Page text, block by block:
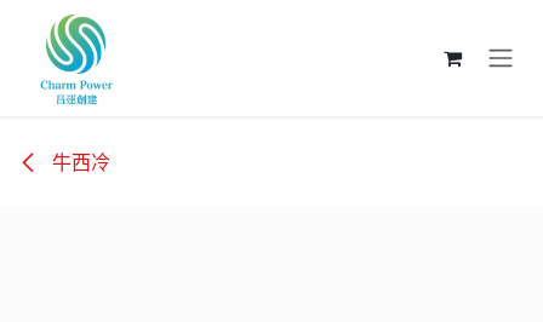
跳至內容
牛西冷